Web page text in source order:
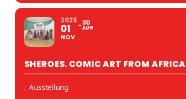
2025
01
NOV
30
AUG
SHEROES. COMIC ART FROM AFRICA
: Ausstellung